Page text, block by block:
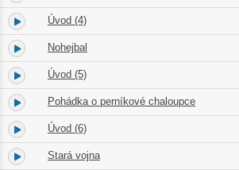
7. Úvod (4)
8. Nohejbal
9. Úvod (5)
10. Pohádka o perníkové chaloupce
11. Úvod (6)
12. Stará vojna